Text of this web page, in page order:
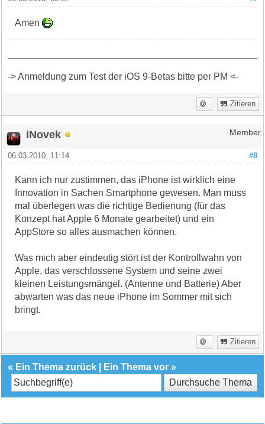
Amen
-> Anmeldung zum Test der iOS 9-Betas bitte per PM <-
Zitieren
iNovek Member
#8
06.03.2010, 11:14
Kann ich nur zustimmen, das iPhone ist wirklich eine
Innovation in Sachen Smartphone gewesen. Man muss
mal überlegen was die richtige Bedienung (für das
Konzept hat Apple 6 Monate gearbeitet) und ein
AppStore so alles ausmachen können.
Was mich aber eindeutig stört ist der Kontrollwahn von
Apple, das verschlossene System und seine zwei
kleinen Leistungsmängel. (Antenne und Batterie) Aber
abwarten was das neue iPhone im Sommer mit sich
bringt.
Zitieren
« Ein Thema zurück Ein Thema vor »